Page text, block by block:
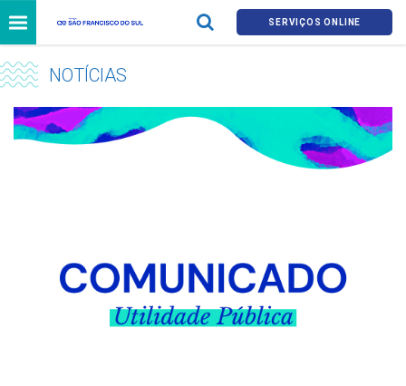
SERVIÇOS ONLINE
NOTÍCIAS